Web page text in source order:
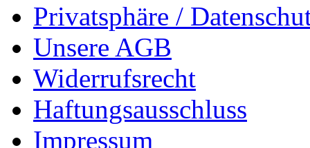
Privatsphäre /
Unsere AGB
Widerrufsrecht
Haftungsausschluss
Impressum